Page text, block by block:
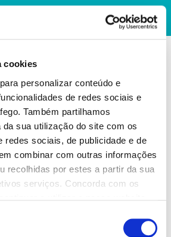
cookies
personalizar conteúdo e
de redes sociais e
Também partilhamos
sua utilização do site com os
redes sociais, de publicidade e de
combinar com outras informações
recolhidas por estes a partir da sua
serviços. Concorda com os